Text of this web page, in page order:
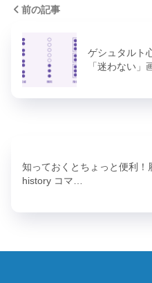
前の記事
ゲシュタルト
「迷わない」
知っておくとちょっと便利！
history コマ…